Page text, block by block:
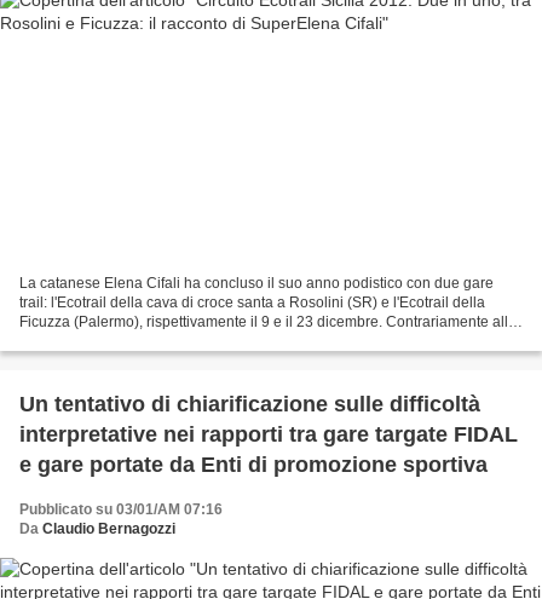
La catanese Elena Cifali ha concluso il suo anno podistico con due gare
trail: l'Ecotrail della cava di croce santa a Rosolini (SR) e l'Ecotrail della
Ficuzza (Palermo), rispettivamente il 9 e il 23 dicembre. Contrariamente alle
Un tentativo di chiarificazione sulle difficoltà
interpretative nei rapporti tra gare targate FIDAL
e gare portate da Enti di promozione sportiva
Pubblicato su 03/01/AM 07:16
Da Claudio Bernagozzi